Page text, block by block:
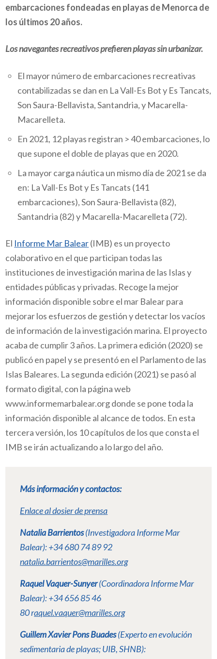
embarcaciones fondeadas en playas de Menorca de
los últimos 20 años.
Los navegantes recreativos prefieren playas sin urbanizar.
El mayor número de embarcaciones recreativas
contabilizadas se dan en La Vall-Es Bot y Es Tancats,
Son Saura-Bellavista, Santandria, y Macarella-
Macarelleta.
En 2021, 12 playas registran > 40 embarcaciones, lo
que supone el doble de playas que en 2020.
La mayor carga náutica un mismo día de 2021 se da
en: La Vall-Es Bot y Es Tancats (141
embarcaciones), Son Saura-Bellavista (82),
Santandria (82) y Macarella-Macarelleta (72).
El Informe Mar Balear(IMB) es un proyecto
colaborativo en el que participan todas las
instituciones de investigación marina de las Islas y
entidades públicas y privadas. Recoge la mejor
información disponible sobre el mar Balear para
mejorar los esfuerzos de gestión y detectar los vacíos
de información de la investigación marina. El proyecto
acaba de cumplir 3 años. La primera edición (2020) se
publicó en papel y se presentó en el Parlamento de las
Islas Baleares. La segunda edición (2021) se pasó al
formato digital, con la página web
www.informemarbalear.org donde se pone toda la
información disponible al alcance de todos. En esta
tercera versión, los 10 capítulos de los que consta el
IMB se irán actualizando a lo largo del año.
Más información y contactos:
Enlace al dosier de prensa
Natalia Barrientos(Investigadora Informe Mar
Balear): +34 680 74 89 92
natalia.barrientos@marilles.org
Raquel Vaquer-Sunyer(Coordinadora Informe Mar
Balear): +34 656 85 46
80 raquel.vaquer@marilles.org
Guillem Xavier Pons Buades(Experto en evolución
sedimentaria de playas; UIB, SHNB):